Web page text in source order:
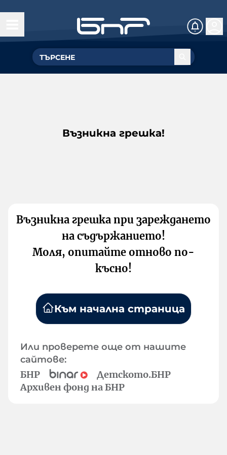
Възникна грешка!
Възникна грешка при зареждането
на съдържанието!
Моля, опитайте отново по-
късно!
Към начална страница
Или проверете още от нашите
сайтове:
БНР
Детското.БНР
Архивен фонд на БНР